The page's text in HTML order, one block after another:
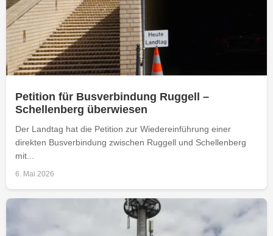
Petition für Busverbindung Ruggell –
Schellenberg überwiesen
Der Landtag hat die Petition zur Wiedereinführung einer
direkten Busverbindung zwischen Ruggell und Schellenberg
mit...
6. Mai 2026